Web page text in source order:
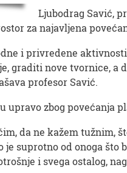
Ljubodrag Savić,
za najavljena
i privredene
graditi nove tvornice, a
profesor Savić.
zbog povećanja
da ne kažem tužnim,
je suprotno od onoga
i svega ostalog,